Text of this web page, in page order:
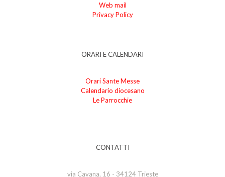
Web mail
Privacy Policy
ORARI E CALENDARI
Orari Sante Messe
Calendario diocesano
Le Parrocchie
CONTATTI
via Cavana, 16 - 34124 Trieste